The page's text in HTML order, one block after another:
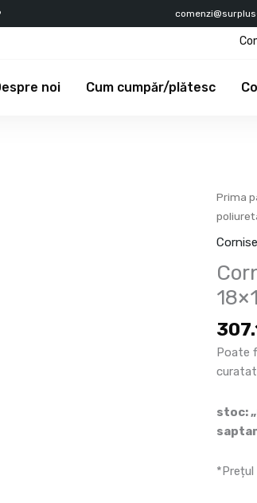
noi Cum cumpăr/plătesc
Prima
Cornise
Poate
stoc:
*Prețul
Cornisa
C734
cm